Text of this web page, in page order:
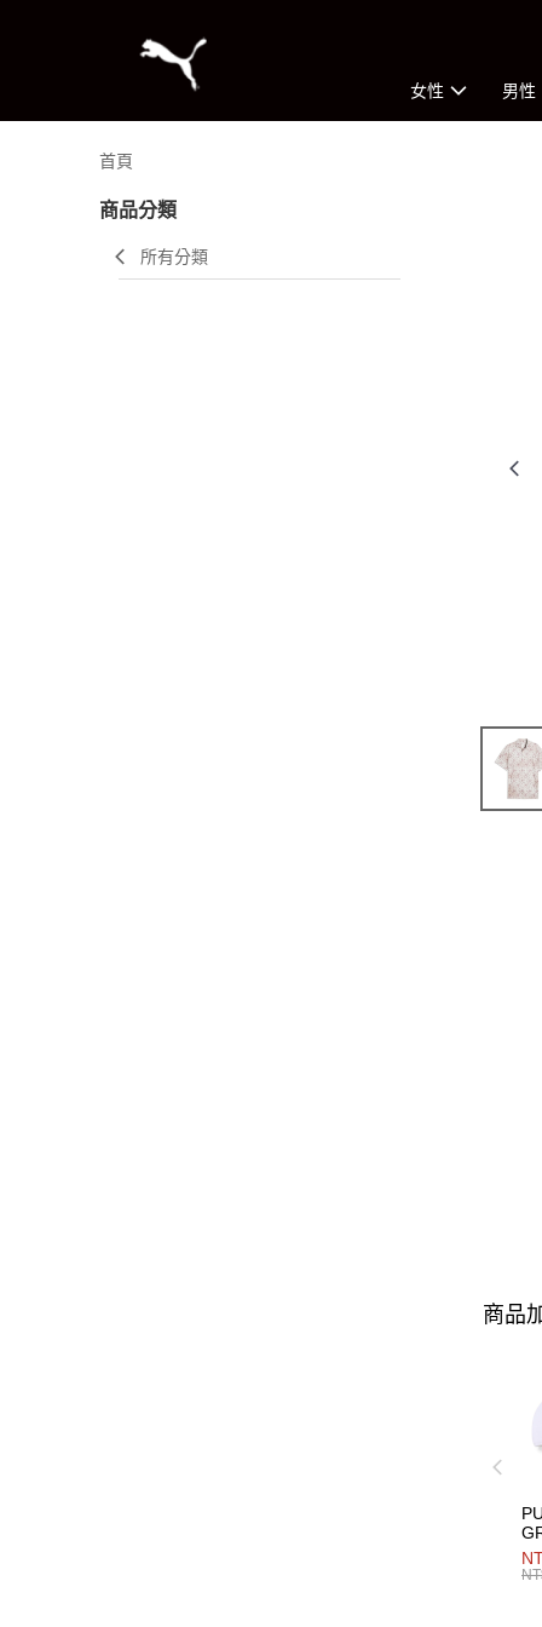
女性 男性
首頁
商品分類
所有分類
商品